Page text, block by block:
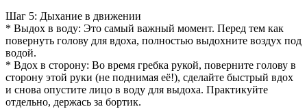
Шаг 5: Дыхание в движении
* Выдох в воду: Это самый важный момент. Перед тем как
повернуть голову для вдоха, полностью выдохните воздух под
водой.
* Вдох в сторону: Во время гребка рукой, поверните голову в
сторону этой руки (не поднимая её!), сделайте быстрый вдох
и снова опустите лицо в воду для выдоха. Практикуйте
отдельно, держась за бортик.